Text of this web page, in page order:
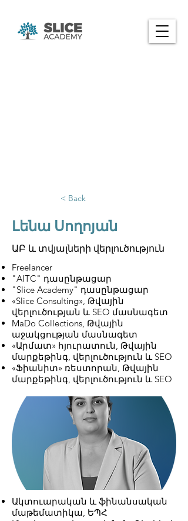
< Back
Լենա Սողոյան
ԱԲ և տվյալների վերլուծություն
Freelancer
"AITC" դասընթացար
"Slice Academy" դասընթացար
«Slice Consulting», Թվային
վերլուծության և SEO մասնագետ
MaDo Collections, Թվային
աջակցության մասնագետ
«Արմատ» հյուրատուն, Թվային
մարքեթինգ, վերլուծություն և SEO
«Ֆիանիտ» ռեստորան, Թվային
մարքեթինգ, վերլուծություն և SEO
Ակտուարական և ֆինանսական
մաթեմատիկա, ԵՊՀ